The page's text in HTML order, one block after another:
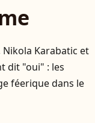
Nikola Karabatic et
dit "oui" : les
féerique dans le